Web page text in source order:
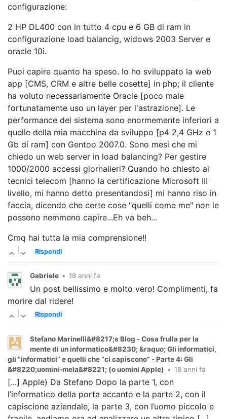
configurazione:
2 HP DL400 con in tutto 4 cpu e 6 GB di ram in
configurazione load balancig, widows 2003 Server e
oracle 10i.
Puoi capire quanto ha speso. Io ho sviluppato la web
app [CMS, CRM e altre belle cosette] in php; il cliente
ha voluto necessariamente Oracle [poco male
fortunatamente uso un layer per l'astrazione]. Le
performance del sistema sono enormemente inferiori a
quelle della mia macchina da sviluppo [p4 2,4 GHz e 1
Gb di ram] con Gentoo 2007.0. Sono mesi che mi
chiedo un web server in load balancing? Per gestire
1000/2000 accessi giornalieri? Quando ho chiesto ai
tecnici telecom [hanno la certificazione Microsoft III
livello, mi hanno detto presentandosi] mi hanno riso in
faccia, dicendo che certe cose "quelli come me" non le
possono nemmeno capire...Eh va beh...
Cmq hai tutta la mia comprensione!!
Rispondi
Gabriele • 18 anni fa
Un post bellissimo e molto vero! Complimenti, fa
morire dal ridere!
Rispondi
Stefano Marinelli&#8217;s Blog - Cosa frulla per la
mente di un informatico&#8230; &raquo; Gli informatici,
gli “informatici” e quelli che “ci capiscono” - Parte 4: Gli
&#8220;uomini-mela&#8221; (o uomini Apple) • 18 anni fa
[...] Apple) Da Stefano Dopo la parte 1, con
l’informatico della porta accanto e la parte 2, con il
capiscione aziendale, la parte 3, con l’uomo piccolo e